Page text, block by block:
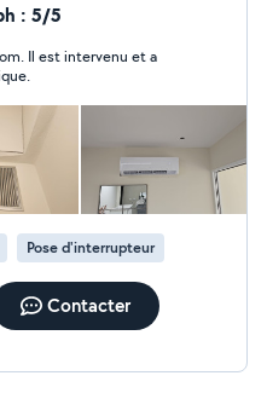
et entretiens.
et professionnel, je
N'hésitez pas
ou des conseils
: 5/5
Il est intervenu et a
Pose d'interrupteur
Contacter